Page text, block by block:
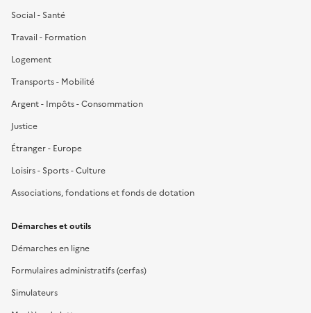
Social - Santé
Travail - Formation
Logement
Transports - Mobilité
Argent - Impôts - Consommation
Justice
Étranger - Europe
Loisirs - Sports - Culture
Associations, fondations et fonds de dotation
Démarches et outils
Démarches en ligne
Formulaires administratifs (cerfas)
Simulateurs